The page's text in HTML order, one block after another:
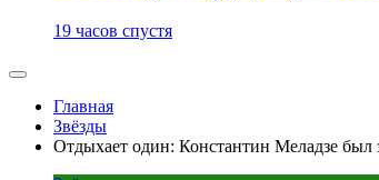
19 часов спустя
Главная
Звёзды
Отдыхает один: Константин Меладзе был